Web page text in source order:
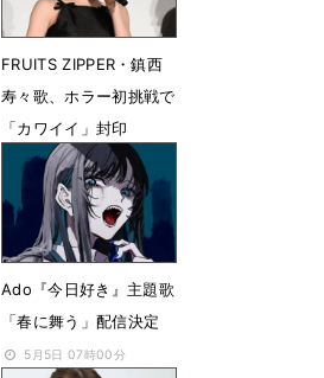
FRUITS ZIPPER・鎮西
寿々歌、ホラー初挑戦で
「カワイイ」封印
7月11日 18時54分
Ado『今日好き』主題歌
「春に舞う」配信決定
5月5日 07時00分